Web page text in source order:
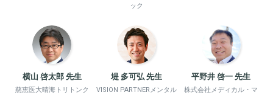
ック
横山 啓太郎 先生
慈恵医大晴海トリトンク
堤 多可弘 先生
VISION PARTNERメンタル
平野井 啓一 先生
株式会社メディカル・マ